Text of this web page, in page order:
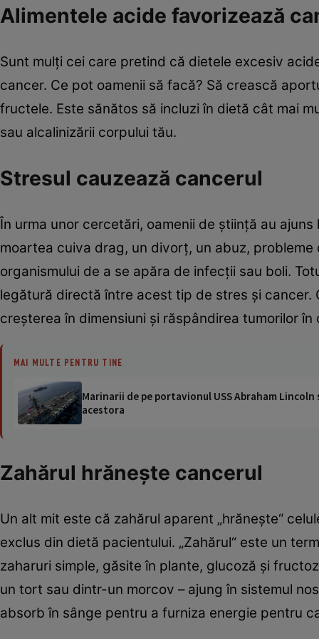
Alimentele acide favorizează
Sunt mulţi cei care pretind că dietele excesiv
cancer. Ce pot oamenii să facă? Să crească
fructele. Este sănătos să incluzi în dietă cât mai
sau alcalinizării corpului tău.
Stresul cauzează cancerul
În urma unor cercetări, oamenii de ştiinţă au
moartea cuiva drag, un divorţ, un abuz,
organismului de a se apăra de infecţii sau boli.
legătură directă între acest tip de stres şi
creşterea în dimensiuni şi răspândirea tumorilor în
MAI MULTE PENTRU TINE
Marinarii de pe portavionul USS Abraham
acestora
Zahărul hrăneşte cancerul
Un alt mit este că zahărul aparent „hrăneşte“
exclus din dietă pacientului. „Zahărul“ este un
zaharuri simple, găsite în plante, glucoză şi
un tort sau dintr-un morcov – ajung în sistemul
absorb în sânge pentru a furniza energie pentru